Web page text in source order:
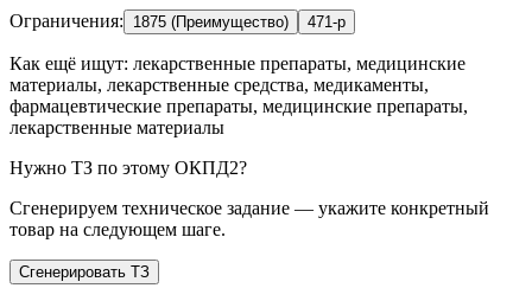
Ограничения: 1875 (Преимущество) 471-р
Как ещё ищут: лекарственные препараты, медицинские
материалы, лекарственные средства, медикаменты,
фармацевтические препараты, медицинские препараты,
лекарственные материалы
Нужно ТЗ по этому ОКПД2?
Сгенерируем техническое задание — укажите конкретный
товар на следующем шаге.
Сгенерировать ТЗ